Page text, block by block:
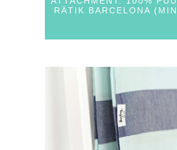
RÄTIK BARCELONA